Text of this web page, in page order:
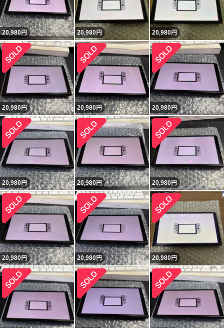
20,980円 20,980円 20,980円
20,980円 20,980円 20,980円
20,980円 20,980円 20,980円
20,980円 20,980円 20,980円